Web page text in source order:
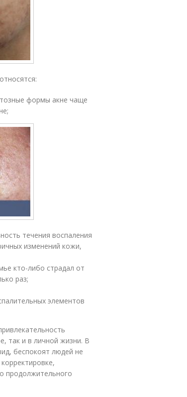
формы акне чаще
течения воспаления
изменений кожи,
кто-либо страдал от
раз;
элементов
так и в личной жизни. В
беспокоят людей не
продолжительного